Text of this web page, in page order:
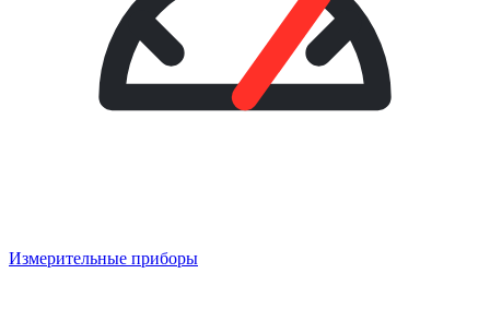
Измерительные приборы